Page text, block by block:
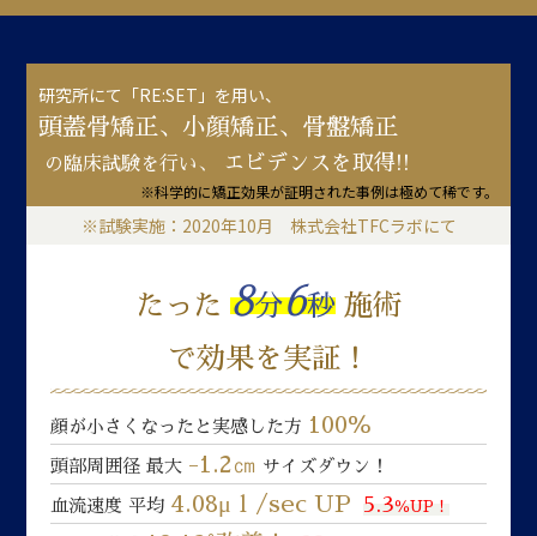
研究所にて「RE:SET」を用い、
頭蓋骨矯正、小顔矯正、骨盤矯正
の臨床試験を行い、 エビデンスを取得!!
※科学的に矯正効果が証明された事例は極めて稀です。
※試験実施：2020年10月 株式会社TFCラボにて
たった 8分6秒 施術
で効果を実証！
顔が小さくなったと実感した方 100％
頭部周囲径 最大 -1.2㎝ サイズダウン！
血流速度 平均 4.08μｌ/sec UP 5.3％UP！